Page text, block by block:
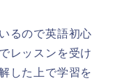
るので英語初心
レッスンを受け
した上で学習を